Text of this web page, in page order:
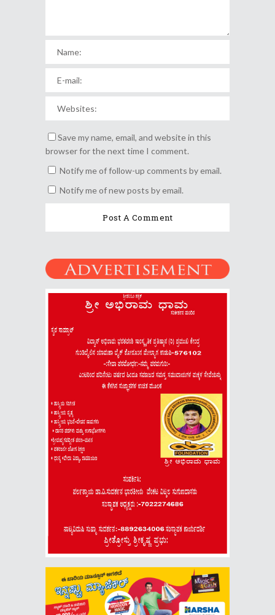
Save my name, email, and website in this
browser for the next time I comment.
Notify me of follow-up comments by email.
Notify me of new posts by email.